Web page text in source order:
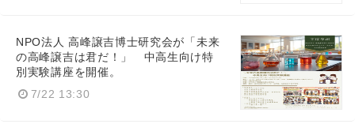
NPO法人 高峰譲吉博士研究会が「未来
の高峰譲吉は君だ！」 中高生向け特
別実験講座を開催。
7/22 13:30